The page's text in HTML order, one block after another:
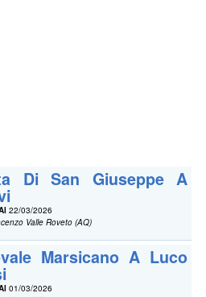
Di San Giuseppe A
22/03/2026
Valle Roveto (AQ)
Marsicano A Luco
01/03/2026